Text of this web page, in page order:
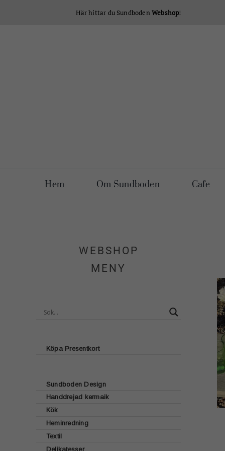
Här hittar du SundbodenWebshop!
Hem Om Sundboden Cafe
WEBSHOP
MENY
Köpa Presentkort
Sundboden Design
Glasunderlägg
Brickor
Bordstabletter
Sjökortsmotiv
Handdrejad kermaik
Kök
Lattecup
Muggar
Heminredning
Ljusstakar
Ljus
Textil
Kökshanddukar
Delikatesser